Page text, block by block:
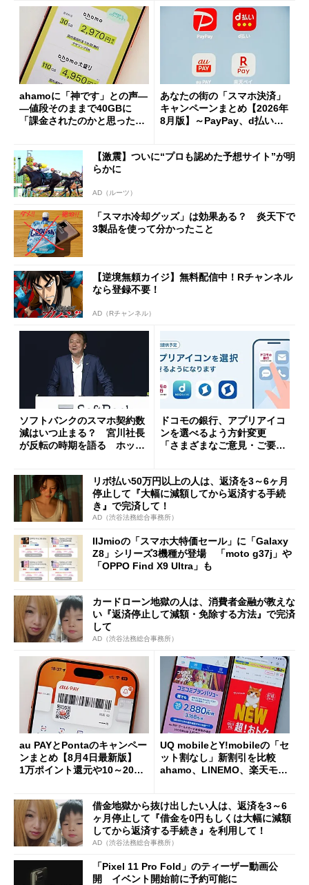
ahamoに「神です」との声―
―値段そのままで40GBに
「課金されたのかと思った」
あなたの街の「スマホ決済」
キャンペーンまとめ【2026年
8月版】～PayPay、d払い、a
【激震】ついに“プロも認めた予想サイト”が明
らかに
AD（ルーツ）
「スマホ冷却グッズ」は効果ある？ 炎天下で
3製品を使って分かったこと
【逆境無頼カイジ】無料配信中！Rチャンネル
なら登録不要！
AD（Rチャンネル）
ソフトバンクのスマホ契約数
減はいつ止まる？ 宮川社長
が反転の時期を語る ホッピ
ドコモの銀行、アプリアイコ
ンを選べるよう方針変更
「さまざまなご意見・ご要望
リボ払い50万円以上の人は、返済を3～6ヶ月
停止して『大幅に減額してから返済する手続
き』で完済して！
AD（渋谷法務総合事務所）
IIJmioの「スマホ大特価セール」に「Galaxy
Z8」シリーズ3機種が登場 「moto g37j」や
「OPPO Find X9 Ultra」も
カードローン地獄の人は、消費者金融が教えな
い『返済停止して減額・免除する方法』で完済
して
AD（渋谷法務総合事務所）
au PAYとPontaのキャンペー
ンまとめ【8月4日最新版】
1万ポイント還元や10～20％
UQ mobileとY!mobileの「セ
ット割なし」新割引を比較
ahamo、LINEMO、楽天モバ
借金地獄から抜け出したい人は、返済を3～6
ヶ月停止して『借金を0円もしくは大幅に減額
してから返済する手続き』を利用して！
AD（渋谷法務総合事務所）
「Pixel 11 Pro Fold」のティーザー動画公
開 イベント開始前に予約可能に